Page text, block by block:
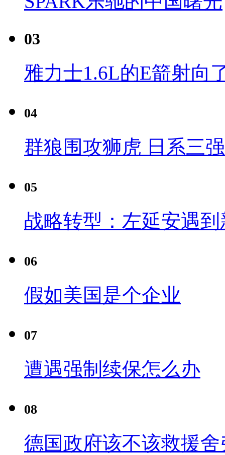
03
雅力士1.6L的E箭射向
04
群狼围攻狮虎 日系三
05
战略转型：左延安遇
06
假如美国是个企业
07
遭遇强制续保怎么办
08
德国政府该不该救援舍